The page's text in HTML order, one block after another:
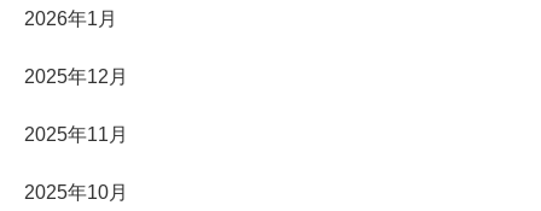
2026年1月
2025年12月
2025年11月
2025年10月